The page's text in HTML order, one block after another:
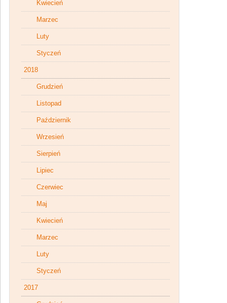
Kwiecień
Marzec
Luty
Styczeń
2018
Grudzień
Listopad
Październik
Wrzesień
Sierpień
Lipiec
Czerwiec
Maj
Kwiecień
Marzec
Luty
Styczeń
2017